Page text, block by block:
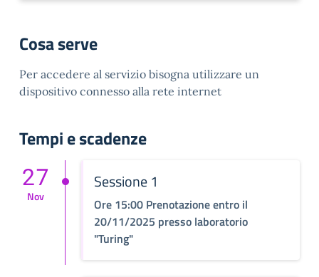
Cosa serve
Per accedere al servizio bisogna utilizzare un
dispositivo connesso alla rete internet
Tempi e scadenze
Sessione 1
Ore 15:00 Prenotazione entro il
20/11/2025 presso laboratorio
"Turing"
27
Nov